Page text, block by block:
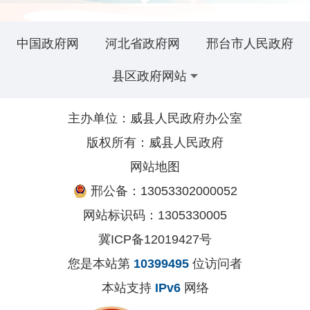
中国政府网 河北省政府网 邢台市人民政府
县区政府网站
主办单位：威县人民政府办公室
版权所有：威县人民政府
网站地图
邢公备：13053302000052
网站标识码：1305330005
冀ICP备12019427号
您是本站第 10399495 位访问者
本站支持 IPv6网络